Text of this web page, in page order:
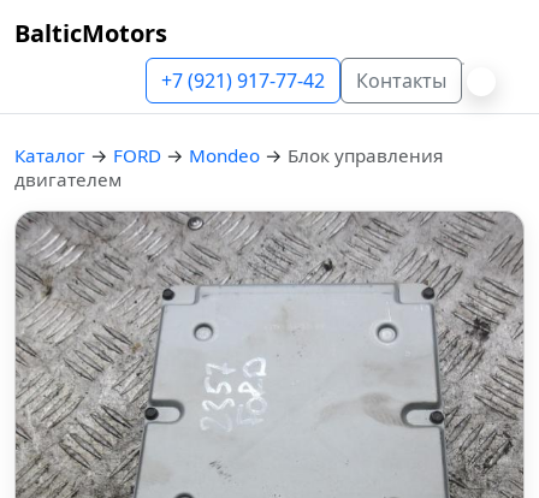
BalticMotors
+7 (921) 917-77-42 Контакты
Каталог → FORD → Mondeo → Блок управления
двигателем